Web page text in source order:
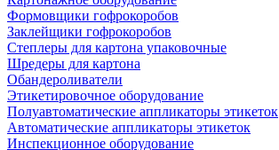
Формовщики гофрокоробов
Заклейщики гофрокоробов
Степлеры для картона упаковочные
Шредеры для картона
Обандероливатели
Этикетировочное оборудование
Полуавтоматические аппликаторы этикеток
Автоматические аппликаторы этикеток
Инспекционное оборудование